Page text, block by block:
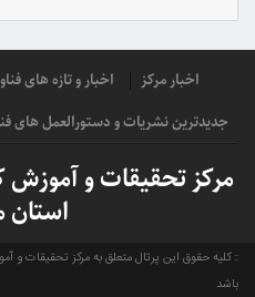
اخبار مرکز اخبار و تازه های
جدیدترین نشریات و دستورالعمل های
مرکز تحقیقات و آموزش
استان
کلیه حقوق این پرتال متعلق به مرکز تحقیقات و
باشد